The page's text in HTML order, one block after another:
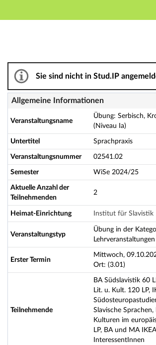
Hauptnavigation
Übung: Serbisch, Kroatisch,
Sie sind nicht in Stud.IP
Allgemeine Informationen
Veranstaltungsname
Übung: Serbisch,
(Niveau Ia)
Untertitel Sprachpraxis
Veranstaltungsnummer 02541.02
Semester WiSe 2024/25
Aktuelle Anzahl der
Teilnehmenden
2
Heimat-Einrichtung Institut für Slavistik
Veranstaltungstyp
Übung in der
Lehrveranstaltungen
Erster Termin
Mittwoch,
Ort: (3.01)
Teilnehmende
BA Südslavistik 60
Lit. u. Kult. 120 LP,
Slavische
Kulturen im
LP, BA und MA
InteressentInnen